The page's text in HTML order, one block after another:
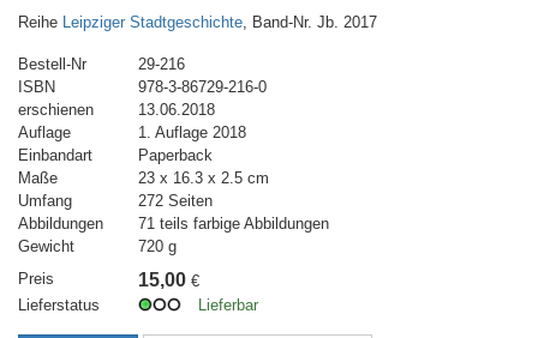
Reihe Leipziger Stadtgeschichte , Band-Nr. Jb. 2017
Bestell-Nr
29-216
ISBN
978-3-86729-216-0
erschienen
13.06.2018
Auflage
1. Auflage 2018
Einbandart
Paperback
Maße
23 x 16.3 x 2.5 cm
Umfang
272 Seiten
Abbildungen
71 teils farbige Abbildungen
Gewicht
720 g
Preis
15,00 €
Lieferstatus
Lieferbar